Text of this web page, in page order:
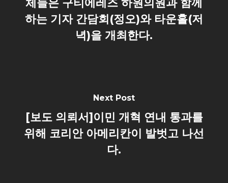
하는 기자 간담회(정오)와 타운홀(저
녁)을 개최한다.
Next Post
[보도 의뢰서]이민 개혁 연내 통과를
위해 코리안 아메리칸이 발벗고 나선
다.